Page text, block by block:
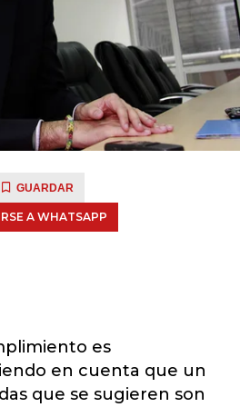
GUARDAR
A WHATSAPP
es
en cuenta que un
que se sugieren son